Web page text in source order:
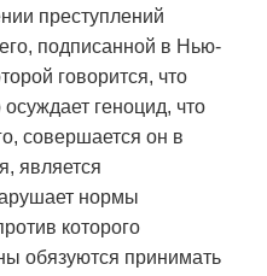
преступлений
подписанной в Нью-
говорится, что
геноцид, что
совершается он в
является
нормы
которого
обязуются принимать